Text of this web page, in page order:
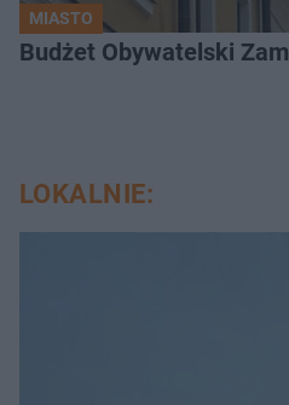
MIASTO
LOKALNIE: